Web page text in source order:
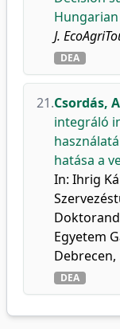
J.
DEA
21.Csordás,
integráló
hatása a
In: Ihrig
Egyetem
Debrecen,
DEA